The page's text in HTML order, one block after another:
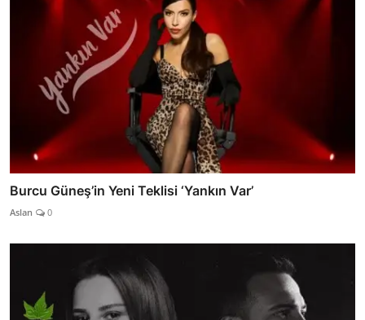
Burcu Güneş’in Yeni Teklisi ‘Yankın Var’
Aslan 0